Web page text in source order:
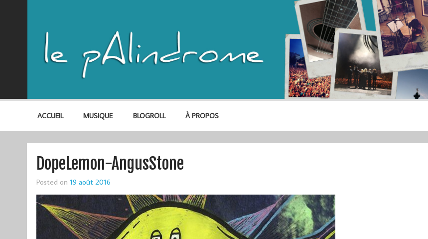
ACCUEIL MUSIQUE BLOGROLL À PROPOS
DopeLemon-AngusStone
Posted on 19 août 2016